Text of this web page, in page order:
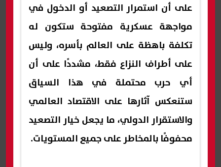
على أن استمرار التصعيد أو الدخول في
مواجهة عسكرية مفتوحة ستكون له
تكلفة باهظة على العالم بأسره، وليس
على أطراف النزاع فقط، مشددًا على أن
أي حرب محتملة في هذا السياق
ستنعكس آثارها على الاقتصاد العالمي
والاستقرار الدولي، ما يجعل خيار التصعيد
محفوفًا بالمخاطر على جميع المستويات.